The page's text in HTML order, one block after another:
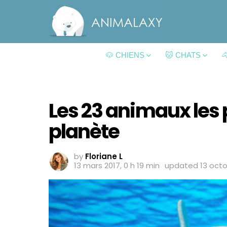
🐶 CHIENS 🐱 CHATS
Les 23 animaux
planète
by Floriane L
13 mars 2017, 0 h 19 min updated 13